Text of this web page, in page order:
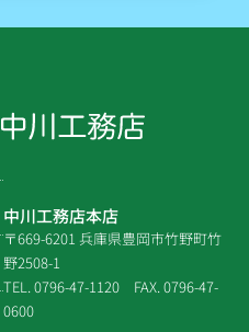
中川工務店本店
〒669-6201 兵庫県豊岡市竹野町竹
野2508-1
TEL. 0796-47-1120 FAX. 0796-47-
0600